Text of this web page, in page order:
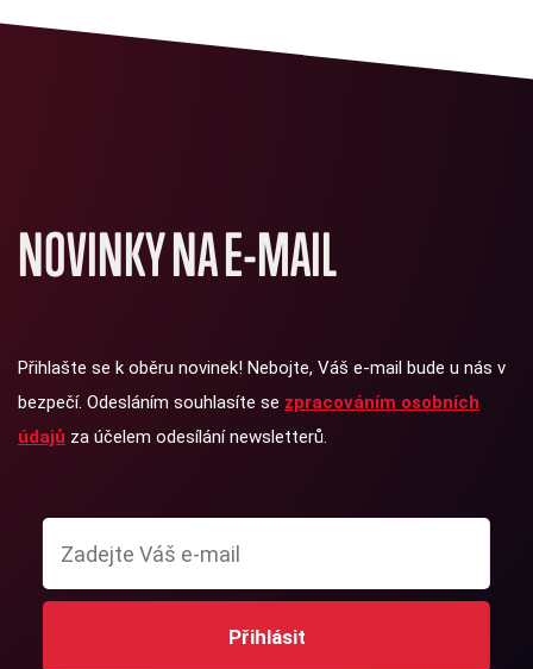
NOVINKY NA E-MAIL
Přihlašte se k oběru novinek! Nebojte, Váš e-mail bude u nás v
bezpečí. Odesláním souhlasíte se zpracováním osobních
údajů za účelem odesílání newsletterů.
Přihlásit